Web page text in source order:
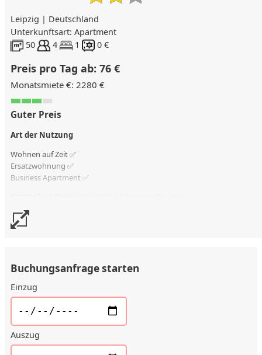
Leipzig | Deutschland
Unterkunftsart: Apartment
50
4 1 0 €
Preis pro Tag ab: 76 €
Monatsmiete €: 2280 €
Guter Preis
Art der Nutzung
Wohnen auf Zeit ✅
Ersatzwohnung ✅
Business Apartment ✅
Stornierungsgebühr
Buchungsanfrage starten
Einzug
Auszug